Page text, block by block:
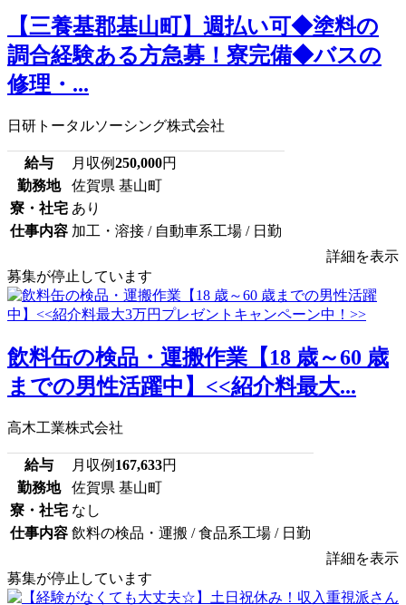
【三養基郡基山町】週払い可◆塗料の
調合経験ある方急募！寮完備◆バスの
修理・...
日研トータルソーシング株式会社
給与 月収例250,000円
勤務地
佐賀県 基山町
寮・社宅 あり
仕事内容 加工・溶接 / 自動車系工場 / 日勤
詳細を表示
募集が停止しています
飲料缶の検品・運搬作業【18 歳～60 歳
までの男性活躍中】<<紹介料最大...
高木工業株式会社
給与 月収例 167,633円
勤務地
佐賀県 基山町
寮・社宅 なし
仕事内容 飲料の検品・運搬 / 食品系工場 / 日勤
詳細を表示
募集が停止しています